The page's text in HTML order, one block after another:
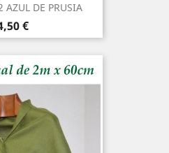
AZUL DE PRUSIA
€